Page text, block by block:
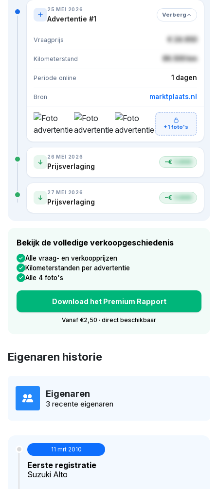
25 MEI 2026
Advertentie #1 Verberg
Vraagprijs € 24.950
Kilometerstand 86.500 km
Periode online 1 dagen
Bron marktplaats.nl
+1 foto's
26 MEI 2026
Prijsverlaging −€
27 MEI 2026
Prijsverlaging −€
Bekijk de volledige verkoopgeschiedenis
Alle vraag- en verkoopprijzen
Kilometerstanden per advertentie
Alle 4 foto's
Download het Premium Rapport
Vanaf €2,50 · direct beschikbaar
Eigenaren historie
Eigenaren
3 recente eigenaren
11 mrt 2010
Eerste registratie
Suzuki Alto